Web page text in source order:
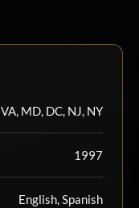
VA, MD, DC, NJ, NY
1997
English, Spanish